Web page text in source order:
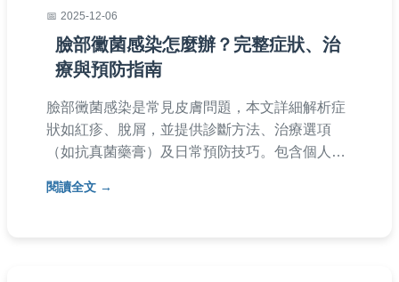
2025-12-06
臉部黴菌感染怎麼辦？完整症狀、治
療與預防指南
臉部黴菌感染是常見皮膚問題，本文詳細解析症
狀如紅疹、脫屑，並提供診斷方法、治療選項
（如抗真菌藥膏）及日常預防技巧。包含個人經
染，避免復發。
閱讀全文